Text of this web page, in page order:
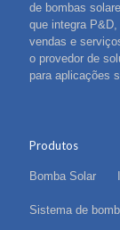
de bombas
que integra P&D,
vendas e
o provedor de
para aplicações
Produtos
Bomba Solar
Sistema de